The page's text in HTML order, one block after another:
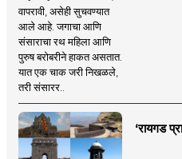
वापरावी, असेही सुचवण्यात
आले आहे. जगाचा आणि
संसाराचा रथ महिला आणि
पुरुष बरोबरीने हाकत असतात.
यात एक चाक जरी निखळले,
तरी संसारर..
‘रायगड